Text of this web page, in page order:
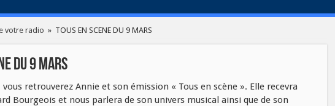
votre radio » TOUS EN SCENE DU 9 MARS
DU 9 MARS
vous retrouverez Annie et son émission « Tous en scène ». Elle recevra
Bourgeois et nous parlera de son univers musical ainsi que de son